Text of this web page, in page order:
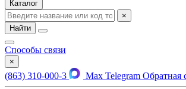
Каталог
×
Найти
Способы связи
×
(863) 310-000-3 Max Telegram Обратная